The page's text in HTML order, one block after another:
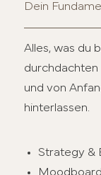
Dein
Alles, was du
und von
hinterlassen.
Strategy &
Moodboard